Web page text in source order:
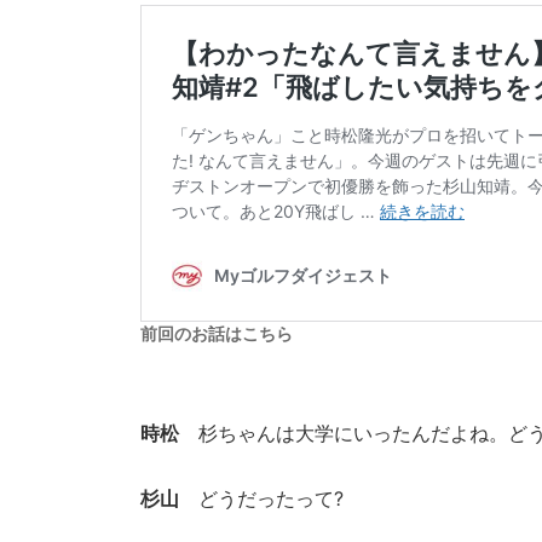
前回のお話はこちら
時松 杉ちゃんは大学にいったんだよね。ど
杉山 どうだったって?